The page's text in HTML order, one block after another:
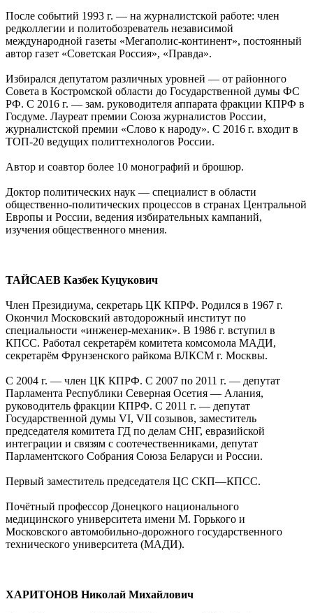
После событий 1993 г. — на журналистской работе: член
редколлегии и политобозреватель независимой
международной газеты «Мегаполис-континент», постоянный
автор газет «Советская Россия», «Правда».
Избирался депутатом различных уровней — от районного
Совета в Костромской области до Государственной думы ФС
РФ. С 2016 г. — зам. руководителя аппарата фракции КПРФ в
Госдуме. Лауреат премии Союза журналистов России,
журналистской премии «Слово к народу». С 2016 г. входит в
ТОП-20 ведущих политтехнологов России.
Автор и соавтор более 10 монографий и брошюр.
Доктор политических наук — специалист в области
общественно-политических процессов в странах Центральной
Европы и России, ведения избирательных кампаний,
изучения общественного мнения.
ТАЙСАЕВ Казбек Куцукович
Член Президиума, секретарь ЦК КПРФ. Родился в 1967 г.
Окончил Московский автодорожный институт по
специальности «инженер-механик». В 1986 г. вступил в
КПСС. Работал секретарём комитета комсомола МАДИ,
секретарём Фрунзенского райкома ВЛКСМ г. Москвы.
С 2004 г. — член ЦК КПРФ. С 2007 по 2011 г. — депутат
Парламента Республики Северная Осетия — Алания,
руководитель фракции КПРФ. С 2011 г. — депутат
Государственной думы VI, VII созывов, заместитель
председателя комитета ГД по делам СНГ, евразийской
интеграции и связям с соотечественниками, депутат
Парламентского Собрания Союза Беларуси и России.
Первый заместитель председателя ЦС СКП—КПСС.
Почётный профессор Донецкого национального
медицинского университета имени М. Горького и
Московского автомобильно-дорожного государственного
технического университета (МАДИ).
ХАРИТОНОВ Николай Михайлович